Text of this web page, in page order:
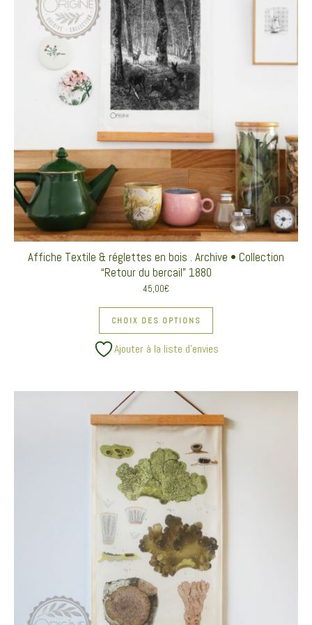
Affiche Textile & réglettes en bois . Archive • Collection
“Retour du bercail” 1880
45,00€
CHOIX DES OPTIONS
Ce produit a plusieurs
Ajouter à la liste d’envies